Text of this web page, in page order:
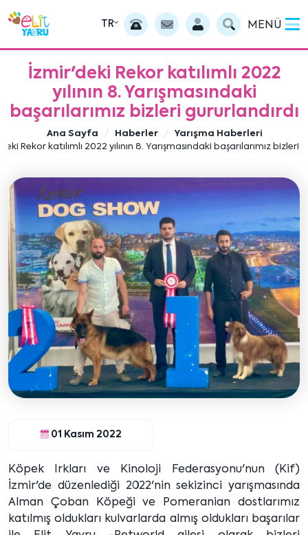
TR MENÜ
İzmir'deki Rekor katılımlı 2022
yılının 8. Yarışmasındaki
başarılarımız bizleri gururlandırdı
Ana Sayfa Haberler
Yarışma Haberleri
Rekor katılımlı 2022 yılının 8. Yarışmasındaki başarılarımız bizleri
01 Kasım 2022
Köpek Irkları ve Kinoloji Federasyonu'nun (Kif)
İzmir'de düzenlediği 2022'nin sekizinci yarışmasında
Alman Çoban Köpeği ve Pomeranian dostlarımız
katılmış oldukları kulvarlarda almış oldukları başarılar